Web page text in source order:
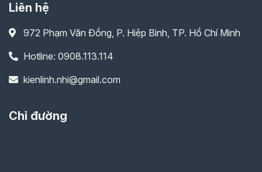
Liên hệ
972 Phạm Văn Đồng, P. Hiệp Bình, TP. Hồ Chí Minh
Hotline: 0908.113.114
kienlinh.nhi@gmail.com
Chỉ đường